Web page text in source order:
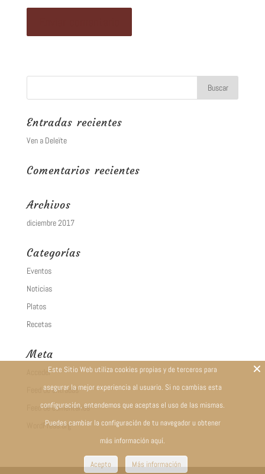
Entradas recientes
Ven a Deleïte
Comentarios recientes
Archivos
diciembre 2017
Categorías
Eventos
Noticias
Platos
Recetas
Meta
Acceder
Feed de entradas
Feed de comentarios
WordPress.org
Este Sitio Web utiliza cookies propias y de terceros para
asegurar la mejor experiencia al usuario. Si no cambias esta
configuración, entendemos que aceptas el uso de las mismas.
Puedes cambiar la configuración de tu navegador u obtener
más información aquí.
Acepto Más información